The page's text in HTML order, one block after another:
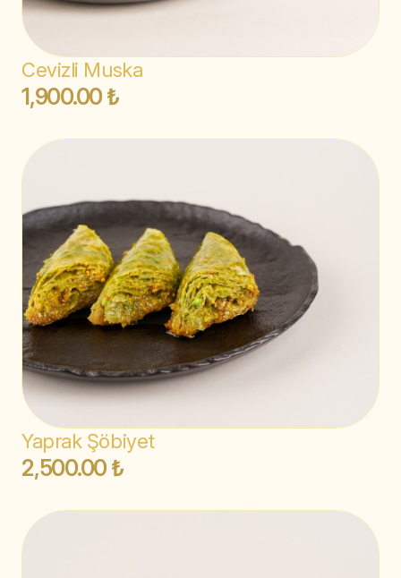
Cevizli Muska
1,900.00 ₺
Yaprak Şöbiyet
2,500.00 ₺